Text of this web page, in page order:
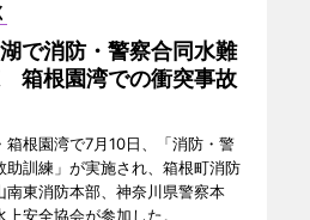
で消防・警察合同水難
箱根園湾での衝突事故
箱根園湾で7月10日、「消防・警
助訓練」が実施され、箱根町消防
南東消防本部、神奈川県警察本
安全協会が参加した。